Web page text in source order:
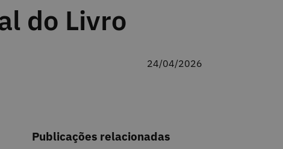
do Livro
24/04/2026
Publicações relacionadas